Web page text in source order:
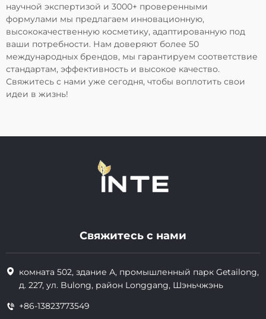
научной экспертизой и 3000+ проверенными
формулами мы предлагаем инновационную,
высококачественную косметику, адаптированную под
ваши потребности. Нам доверяют более 50
международных брендов, мы гарантируем соответствие
стандартам, эффективность и высокое качество.
Свяжитесь с нами уже сегодня, чтобы воплотить свои
идеи в жизнь!
Свяжитесь с нами
комната 502, здание А, промышленный парк Getailong,
д. 227, ул. Bulong, район Longgang, Шэньчжэнь
+86-13823773549